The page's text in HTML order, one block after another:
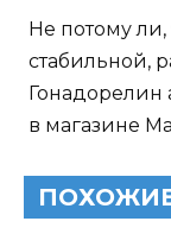
Не потому
стабильной,
Гонадорелин
в магазине